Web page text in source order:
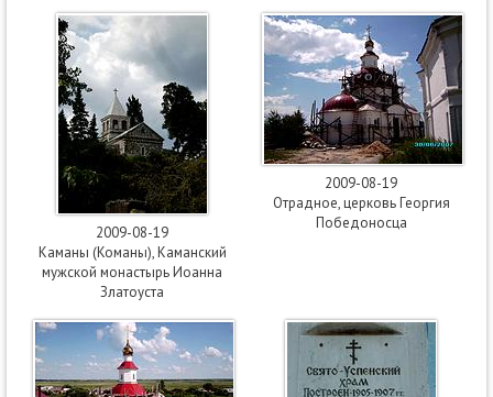
2009-08-19
Каманы (Команы), Каманский
мужской монастырь Иоанна
Златоуста
2009-08-19
Отрадное, церковь Георгия
Победоносца